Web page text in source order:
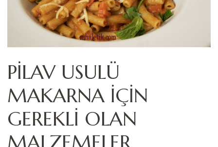
PİLAV USULÜ
MAKARNA İÇİN
GEREKLİ OLAN
MALZEMELER